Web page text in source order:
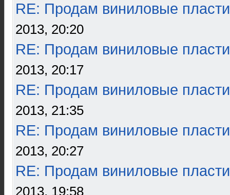
RE: Продам виниловые
2013, 20:20
RE: Продам виниловые
2013, 20:17
RE: Продам виниловые
2013, 21:35
RE: Продам виниловые
2013, 20:27
RE: Продам виниловые
2013, 19:58